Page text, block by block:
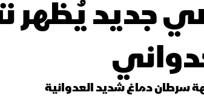
جديد يُظهر
سرطان دماغ شديد العدوانية